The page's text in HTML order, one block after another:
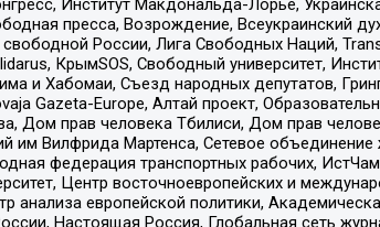
Институт Макдональда-Лорье,
пресса, Возрождение, Всеукраинский
России, Лига Свободных Наций,
КрымSOS, Свободный университет,
и Хабомаи, Съезд народных депутатов,
Gazeta-Europe, Алтай проект,
Дом прав человека Тбилиси, Дом прав
им Вилфрида Мартенса, Сетевое
федерация транспортных рабочих,
Центр восточноевропейских и
анализа европейской политики,
Настоящая Россия, Глобальная сеть